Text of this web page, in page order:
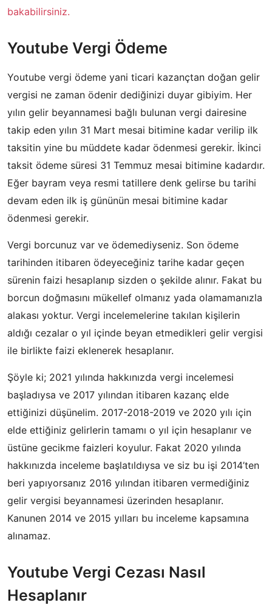
bakabilirsiniz.
Youtube Vergi Ödeme
Youtube vergi ödeme yani ticari kazançtan doğan gelir
vergisi ne zaman ödenir dediğinizi duyar gibiyim. Her
yılın gelir beyannamesi bağlı bulunan vergi dairesine
takip eden yılın 31 Mart mesai bitimine kadar verilip ilk
taksitin yine bu müddete kadar ödenmesi gerekir. İkinci
taksit ödeme süresi 31 Temmuz mesai bitimine kadardır.
Eğer bayram veya resmi tatillere denk gelirse bu tarihi
devam eden ilk iş gününün mesai bitimine kadar
ödenmesi gerekir.
Vergi borcunuz var ve ödemediyseniz. Son ödeme
tarihinden itibaren ödeyeceğiniz tarihe kadar geçen
sürenin faizi hesaplanıp sizden o şekilde alınır. Fakat bu
borcun doğmasını mükellef olmanız yada olamamanızla
alakası yoktur. Vergi incelemelerine takılan kişilerin
aldığı cezalar o yıl içinde beyan etmedikleri gelir vergisi
ile birlikte faizi eklenerek hesaplanır.
Şöyle ki; 2021 yılında hakkınızda vergi incelemesi
başladıysa ve 2017 yılından itibaren kazanç elde
ettiğinizi düşünelim. 2017-2018-2019 ve 2020 yılı için
elde ettiğiniz gelirlerin tamamı o yıl için hesaplanır ve
üstüne gecikme faizleri koyulur. Fakat 2020 yılında
hakkınızda inceleme başlatıldıysa ve siz bu işi 2014’ten
beri yapıyorsanız 2016 yılından itibaren vermediğiniz
gelir vergisi beyannamesi üzerinden hesaplanır.
Kanunen 2014 ve 2015 yılları bu inceleme kapsamına
alınamaz.
Youtube Vergi Cezası Nasıl
Hesaplanır